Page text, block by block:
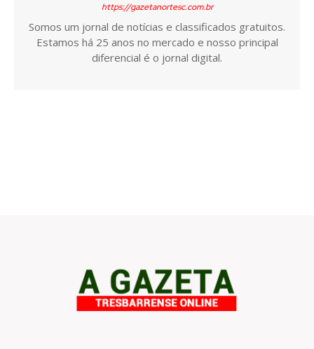
https://gazetanortesc.com.br
Somos um jornal de notícias e classificados gratuitos.
Estamos há 25 anos no mercado e nosso principal
diferencial é o jornal digital.